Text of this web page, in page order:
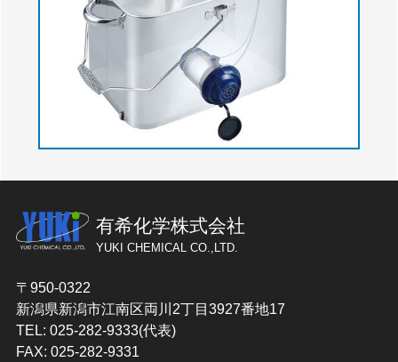
有希化学株式会社
YUKI CHEMICAL CO.,LTD.
〒950-0322
新潟県新潟市江南区両川2丁目3927番地17
TEL: 025-282-9333(代表)
FAX: 025-282-9331